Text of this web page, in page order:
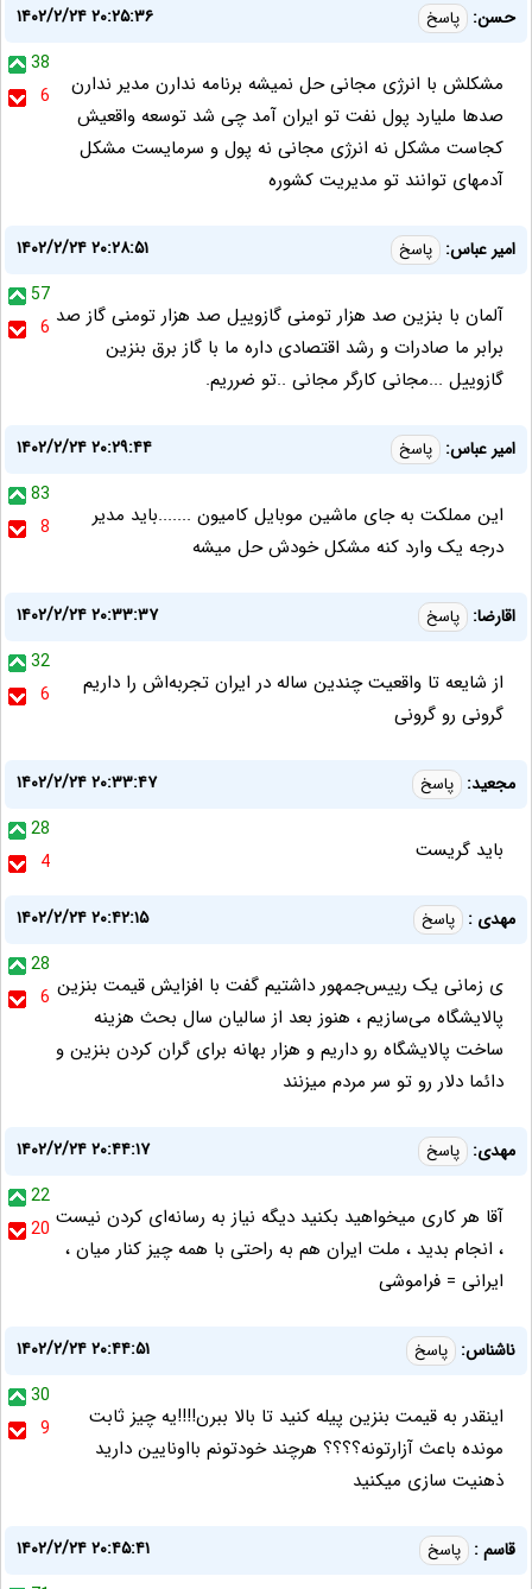
حسن: پاسخ
۱۴۰۲/۲/۲۴ ۲۰:۲۵:۳۶
38
6
مشکلش با انرژی مجانی حل نمیشه برنامه ندارن مدیر ندارن
صدها ملیارد پول نفت تو ایران آمد چی شد توسعه واقعیش
کجاست مشکل نه انرژی مجانی نه پول و سرمایست مشکل
آدمهای توانند تو مدیریت کشوره
امیر عباس: پاسخ
۱۴۰۲/۲/۲۴ ۲۰:۲۸:۵۱
57
6 آلمان با بنزین صد هزار تومنی گازوییل صد هزار تومنی گاز صد
برابر ما صادرات و رشد اقتصادی داره ما با گاز برق بنزین
گازوییل ...مجانی کارگر مجانی ..تو ضرریم.
امیر عباس: پاسخ
۱۴۰۲/۲/۲۴ ۲۰:۲۹:۴۴
83
8
این مملکت به جای ماشین موبایل کامیون .......باید مدیر
درجه یک وارد کنه مشکل خودش حل میشه
اقارضا: پاسخ
۱۴۰۲/۲/۲۴ ۲۰:۳۳:۳۷
32
6
از شایعه تا واقعیت چندین ساله در ایران تجربه‌اش را داریم
گرونی رو گرونی
مجعید: پاسخ
۱۴۰۲/۲/۲۴ ۲۰:۳۳:۴۷
28
4
باید گریست
مهدی : پاسخ
۱۴۰۲/۲/۲۴ ۲۰:۴۲:۱۵
28
6 ی زمانی یک رییس‌جمهور داشتیم گفت با افزایش قیمت بنزین
پالایشگاه می‌سازیم ، هنوز بعد از سالیان سال بحث هزینه
ساخت پالایشگاه رو داریم و هزار بهانه برای گران کردن بنزین و
دائما دلار رو تو سر مردم میزنند
مهدی: پاسخ
۱۴۰۲/۲/۲۴ ۲۰:۴۴:۱۷
22
20 آقا هر کاری میخواهید بکنید دیگه نیاز به رسانه‌ای کردن نیست
، انجام بدید ، ملت ایران هم به راحتی با همه چیز کنار میان ،
ایرانی = فراموشی
ناشناس: پاسخ
۱۴۰۲/۲/۲۴ ۲۰:۴۴:۵۱
30
9
اینقدر به قیمت بنزین پیله کنید تا بالا ببرن!!!!یه چیز ثابت
مونده باعث آزارتونه؟؟؟؟ هرچند خودتونم بااونایین دارید
ذهنیت سازی میکنید
قاسم : پاسخ
۱۴۰۲/۲/۲۴ ۲۰:۴۵:۴۱